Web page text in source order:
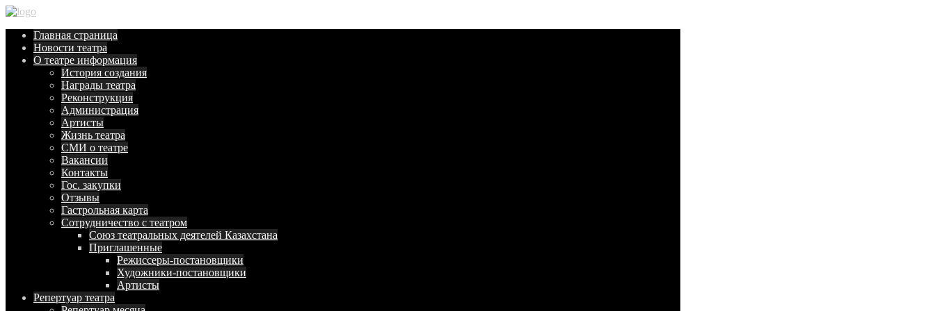
Главная страница
Новости театра
О театре информация
История создания
Награды театра
Реконструкция
Администрация
Артисты
Жизнь театра
СМИ о театре
Вакансии
Контакты
Гос. закупки
Отзывы
Гастрольная карта
Сотрудничество с театром
Союз театральных деятелей Казахстана
Приглашенные
Режиссеры-постановщики
Художники-постановщики
Артисты
Репертуар театра